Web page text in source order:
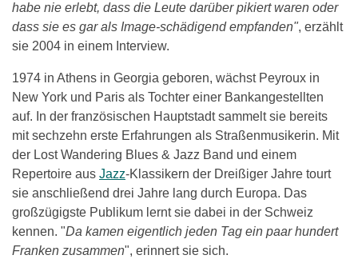
habe nie erlebt, dass die Leute darüber pikiert waren oder
dass sie es gar als Image-schädigend empfanden", erzählt
sie 2004 in einem Interview.
1974 in Athens in Georgia geboren, wächst Peyroux in
New York und Paris als Tochter einer Bankangestellten
auf. In der französischen Hauptstadt sammelt sie bereits
mit sechzehn erste Erfahrungen als Straßenmusikerin. Mit
der Lost Wandering Blues & Jazz Band und einem
Repertoire aus Jazz-Klassikern der Dreißiger Jahre tourt
sie anschließend drei Jahre lang durch Europa. Das
großzügigste Publikum lernt sie dabei in der Schweiz
kennen. "Da kamen eigentlich jeden Tag ein paar hundert
Franken zusammen", erinnert sie sich.